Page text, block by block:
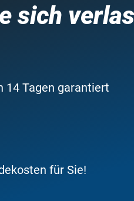
sich
14 Tagen garantiert
für Sie!